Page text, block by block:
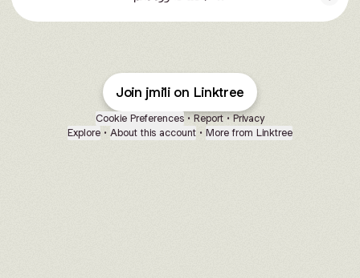
Join jmi1i on Linktree
Cookie Preferences • Report • Privacy
Explore • About this account • More from Linktree